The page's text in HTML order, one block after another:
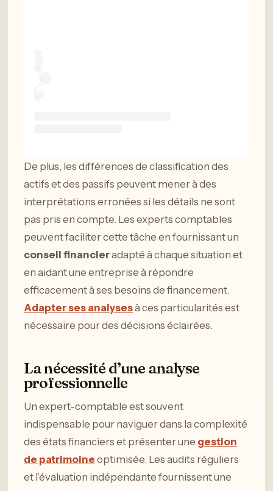
De plus, les différences de classification des
actifs et des passifs peuvent mener à des
interprétations erronées si les détails ne sont
pas pris en compte. Les experts comptables
peuvent faciliter cette tâche en fournissant un
conseil financieradapté à chaque situation et
en aidant une entreprise à répondre
efficacement à ses besoins de financement.
Adapter ses analysesà ces particularités est
nécessaire pour des décisions éclairées.
La nécessité d’une analyse
professionnelle
Un expert-comptable est souvent
indispensable pour naviguer dans la complexité
des états financiers et présenter une gestion
de patrimoine optimisée. Les audits réguliers
et l’évaluation indépendante fournissent une